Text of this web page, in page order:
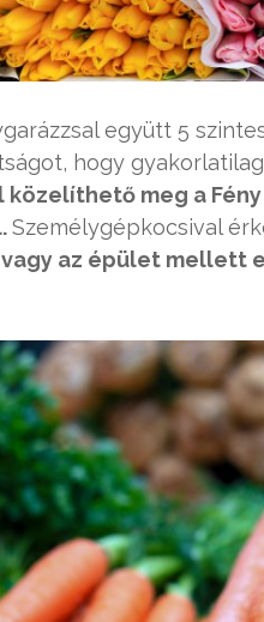
együtt 5
hogy
közelíthető meg a
Személygépkocsival
az épület mellett